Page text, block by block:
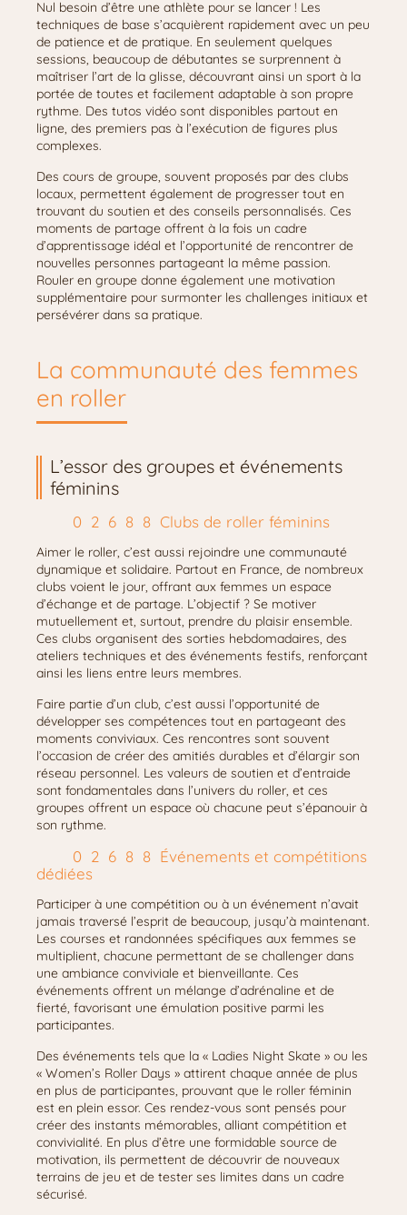
Nul besoin d’être une athlète pour se lancer ! Les
techniques de base s’acquièrent rapidement avec un peu
de patience et de pratique. En seulement quelques
sessions, beaucoup de débutantes se surprennent à
maîtriser l’art de la glisse, découvrant ainsi un sport à la
portée de toutes et facilement adaptable à son propre
rythme. Des tutos vidéo sont disponibles partout en
ligne, des premiers pas à l’exécution de figures plus
complexes.
Des cours de groupe, souvent proposés par des clubs
locaux, permettent également de progresser tout en
trouvant du soutien et des conseils personnalisés. Ces
moments de partage offrent à la fois un cadre
d’apprentissage idéal et l’opportunité de rencontrer de
nouvelles personnes partageant la même passion.
Rouler en groupe donne également une motivation
supplémentaire pour surmonter les challenges initiaux et
persévérer dans sa pratique.
La communauté des femmes
en roller
L’essor des groupes et événements
féminins
Clubs de roller féminins
Aimer le roller, c’est aussi rejoindre une communauté
dynamique et solidaire. Partout en France, de nombreux
clubs voient le jour, offrant aux femmes un espace
d’échange et de partage. L’objectif ? Se motiver
mutuellement et, surtout, prendre du plaisir ensemble.
Ces clubs organisent des sorties hebdomadaires, des
ateliers techniques et des événements festifs, renforçant
ainsi les liens entre leurs membres.
Faire partie d’un club, c’est aussi l’opportunité de
développer ses compétences tout en partageant des
moments conviviaux. Ces rencontres sont souvent
l’occasion de créer des amitiés durables et d’élargir son
réseau personnel. Les valeurs de soutien et d’entraide
sont fondamentales dans l’univers du roller, et ces
groupes offrent un espace où chacune peut s’épanouir à
son rythme.
Événements et compétitions
dédiées
Participer à une compétition ou à un événement n’avait
jamais traversé l’esprit de beaucoup, jusqu’à maintenant.
Les courses et randonnées spécifiques aux femmes se
multiplient, chacune permettant de se challenger dans
une ambiance conviviale et bienveillante. Ces
événements offrent un mélange d’adrénaline et de
fierté, favorisant une émulation positive parmi les
participantes.
Des événements tels que la « Ladies Night Skate » ou les
« Women’s Roller Days » attirent chaque année de plus
en plus de participantes, prouvant que le roller féminin
est en plein essor. Ces rendez-vous sont pensés pour
créer des instants mémorables, alliant compétition et
convivialité. En plus d’être une formidable source de
motivation, ils permettent de découvrir de nouveaux
terrains de jeu et de tester ses limites dans un cadre
sécurisé.